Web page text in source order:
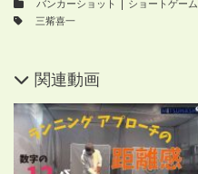
バンカーショット | ショートゲーム
三觜喜一
関連動画